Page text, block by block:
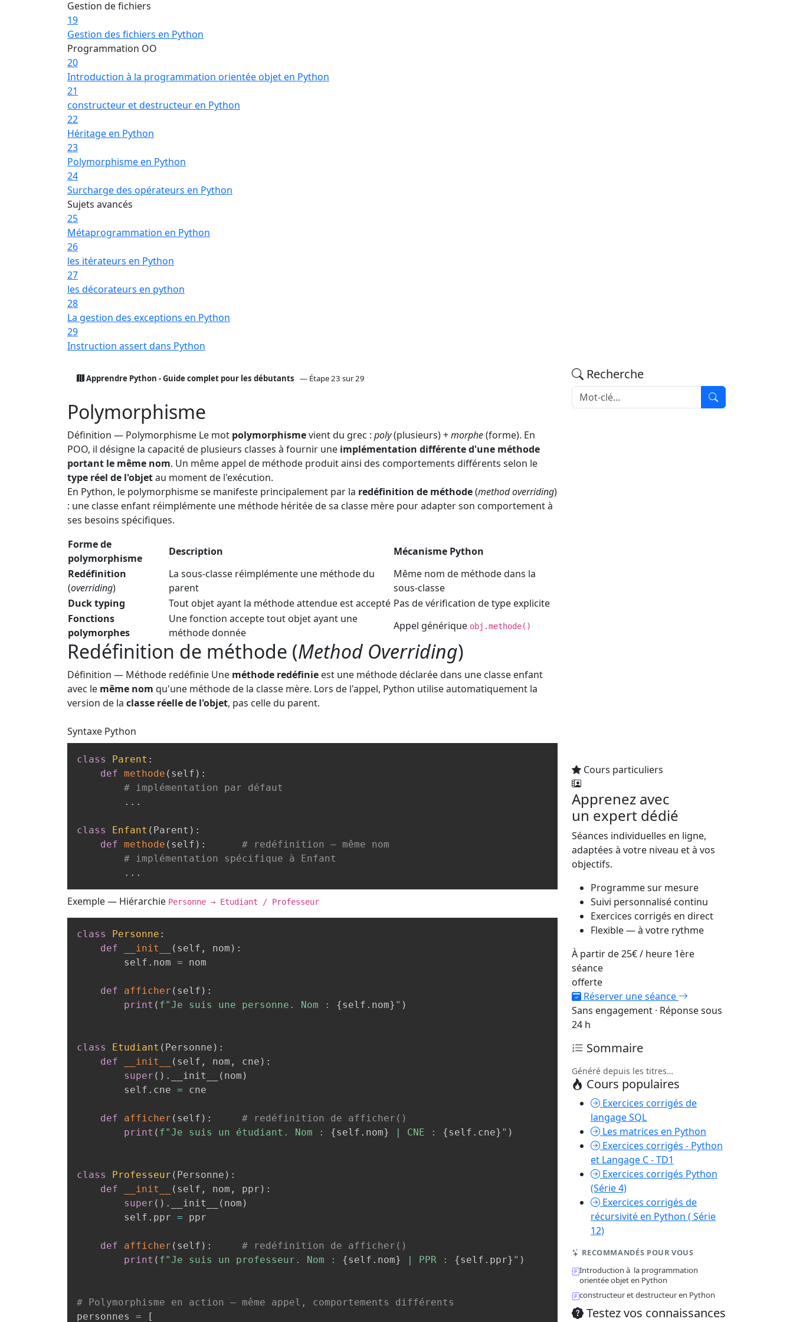
Gestion de fichiers
19
Gestion des fichiers en Python
Programmation OO
20
Introduction à la programmation orientée objet en Python
21
constructeur et destructeur en Python
22
Héritage en Python
23
Polymorphisme en Python
24
Surcharge des opérateurs en Python
Sujets avancés
25
Métaprogrammation en Python
26
les itérateurs en Python
27
les décorateurs en python
28
La gestion des exceptions en Python
29
Instruction assert dans Python
Apprendre Python - Guide complet pour les débutants — Étape 23 sur 29
Polymorphisme
Définition — Polymorphisme Le mot polymorphismevient du grec : poly(plusieurs) +morphe(forme). En
POO, il désigne la capacité de plusieurs classes à fournir une implémentation différente d'une méthode
portant le même nom. Un même appel de méthode produit ainsi des comportements différents selon le
type réel de l'objetau moment de l'exécution.
En Python, le polymorphisme se manifeste principalement par la redéfinition de méthode(method overriding)
: une classe enfant réimplémente une méthode héritée de sa classe mère pour adapter son comportement à
ses besoins spécifiques.
Forme de
polymorphisme
Description
Mécanisme Python
Redéfinition
(overriding)
La sous-classe réimplémente une méthode du
parent
Même nom de méthode dans la
sous-classe
Duck typing
Tout objet ayant la méthode attendue est accepté Pas de vérification de type explicite
Fonctions
polymorphes
Une fonction accepte tout objet ayant une
méthode donnée
Appel générique obj.methode()
Redéfinition de méthode (Method Overriding)
Définition — Méthode redéfinie Une méthode redéfinie est une méthode déclarée dans une classe enfant
avec le même nom qu'une méthode de la classe mère. Lors de l'appel, Python utilise automatiquement la
version de la classe réelle de l'objet, pas celle du parent.
Syntaxe Python
class Parent :
def methode ( self ) :
# implémentation par défaut
. . .
class Enfant ( Parent ) :
def methode ( self ) :
# redéfinition — même nom
# implémentation spécifique à Enfant
. . .
Exemple — Hiérarchie Personne → Etudiant / Professeur
class Personne :
def
__init__ ( self , nom ) :
        self
. nom = nom
def afficher ( self ) :
print ( f"Je suis une personne. Nom : {self . nom} " )
class Etudiant ( Personne ) :
def
__init__ ( self , nom , cne ) :
super ( ) . __init__ ( nom )
        self
. cne = cne
def afficher ( self ) :
# redéfinition de afficher()
print ( f"Je suis un étudiant. Nom : {self . nom} | CNE : {self . cne} " )
class Professeur ( Personne ) :
def
__init__ ( self , nom , ppr ) :
super ( ) . __init__ ( nom )
        self
. ppr = ppr
def afficher ( self ) :
# redéfinition de afficher()
print ( f"Je suis un professeur. Nom : {self . nom} | PPR : {self . ppr} " )
# Polymorphisme en action — même appel, comportements différents
personnes = [
Recherche
Cours particuliers
Apprenez avec
un expert dédié
Séances individuelles en ligne,
adaptées à votre niveau et à vos
objectifs.
Programme sur mesure
Suivi personnalisé continu
Exercices corrigés en direct
Flexible — à votre rythme
À partir de25€/ heure 1ère
séance
offerte
Réserver une séance
Sans engagement · Réponse sous
24 h
Sommaire
Généré depuis les titres…
Cours populaires
Exercices corrigés de
langage SQL
Les matrices en Python
Exercices corrigés - Python
et Langage C - TD1
Exercices corrigés Python
(Série 4)
Exercices corrigés de
récursivité en Python ( Série
12)
RECOMMANDÉS POUR VOUS
Introduction à la programmation
orientée objet en Python
constructeur et destructeur en Python
Testez vos connaissances